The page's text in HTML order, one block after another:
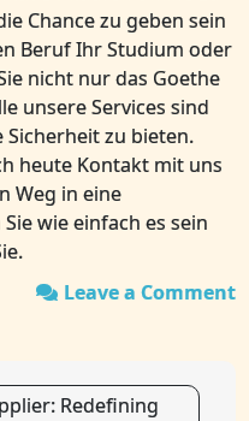
Chance zu geben sein
Beruf Ihr Studium oder
nicht nur das Goethe
unsere Services sind
zu bieten.
heute Kontakt mit uns
Weg in eine
wie einfach es sein
Leave a Commenton
Redefining